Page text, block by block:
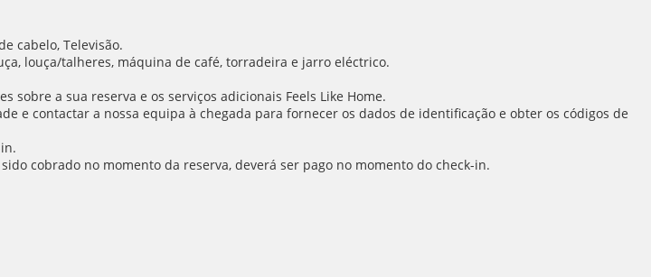
cabelo, Televisão.
louça/talheres, máquina de café, torradeira e jarro eléctrico.
a sua reserva e os serviços adicionais Feels Like Home.
e contactar a nossa equipa à chegada para fornecer os dados de identificação e obter os códigos de
cobrado no momento da reserva, deverá ser pago no momento do check-in.